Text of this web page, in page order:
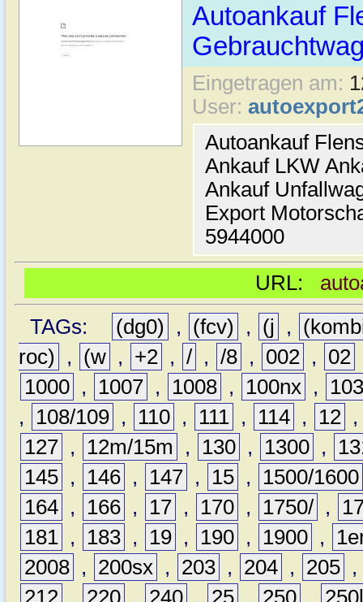
Autoankauf
Eingetragen am:
User:
Autoankauf
Ankauf LKW
Ankauf
Export
5944000
URL:
TAGs:
(dg0) , (fcv) , (j ,
roc)
, (w , +2 , / , /8 , 002 , 02
1000 , 1007 , 1008 , 100nx ,
,
108/109 , 110 , 111 , 114 , 12
127 , 12m/15m , 130 , 1300 ,
145 , 146 , 147 , 15 ,
1500/1600
164 , 166 , 17 , 170 , 1750/ ,
181 , 183 , 19 , 190 , 1900 ,
2008 , 200sx , 203 , 204 , 205 ,
212 , 220 , 240 , 25 , 250 ,